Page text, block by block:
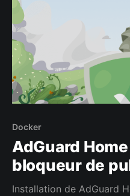
Docker
AdGuard
bloqueur de
Installation de AdGuard